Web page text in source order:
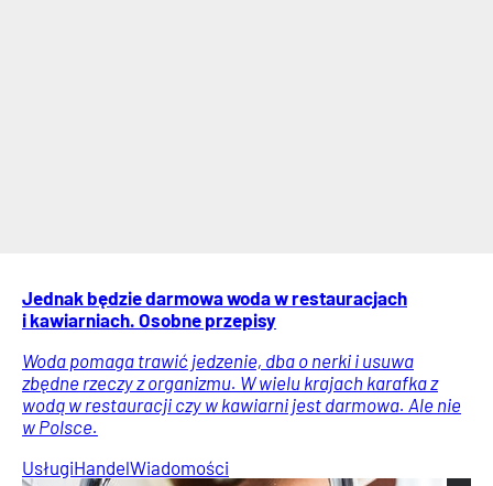
Jednak będzie darmowa woda w restauracjach
i kawiarniach. Osobne przepisy
Woda pomaga trawić jedzenie, dba o nerki i usuwa
zbędne rzeczy z organizmu. W wielu krajach karafka z
wodą w restauracji czy w kawiarni jest darmowa. Ale nie
w Polsce.
UsługiHandelWiadomości